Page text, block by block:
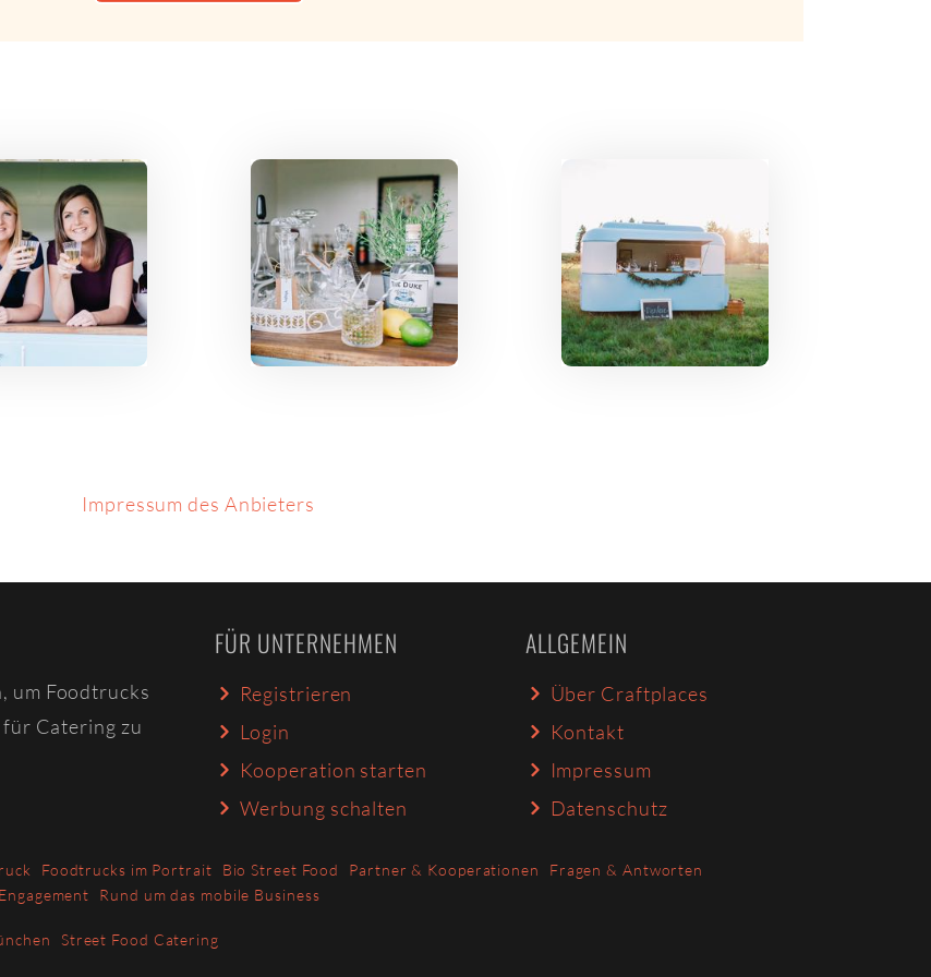
Impressum des Anbieters
um Foodtrucks
Catering zu
FÜR UNTERNEHMEN
Registrieren
Login
Kooperation starten
Werbung schalten
ALLGEMEIN
Über Craftplaces
Kontakt
Impressum
Datenschutz
Foodtrucks im Portrait Bio Street Food Partner & Kooperationen
Fragen & Antworten
Rund um das mobile Business
Street Food Catering